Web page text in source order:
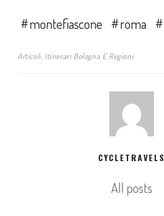
montefiascone roma
Articoli, Itinerari Bologna E Regioni
CYCLETRAVELS
All posts